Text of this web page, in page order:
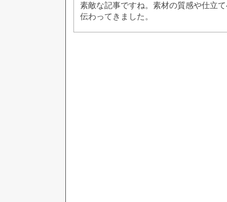
素敵な記事ですね。素材の質感や仕立
伝わってきました。